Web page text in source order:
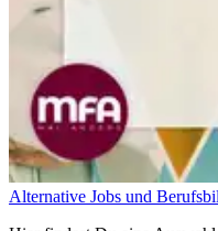
Alternative Jobs und